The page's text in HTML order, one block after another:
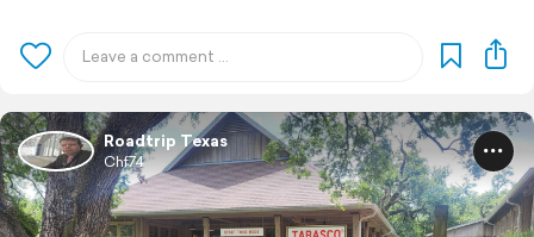
Roadtrip Texas
Chf74